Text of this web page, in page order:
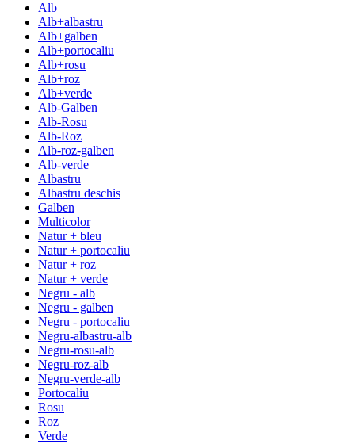
Alb
Alb+albastru
Alb+galben
Alb+portocaliu
Alb+rosu
Alb+roz
Alb+verde
Alb-Galben
Alb-Rosu
Alb-Roz
Alb-roz-galben
Alb-verde
Albastru
Albastru deschis
Galben
Multicolor
Natur + bleu
Natur + portocaliu
Natur + roz
Natur + verde
Negru - alb
Negru - galben
Negru - portocaliu
Negru-albastru-alb
Negru-rosu-alb
Negru-roz-alb
Negru-verde-alb
Portocaliu
Rosu
Roz
Verde